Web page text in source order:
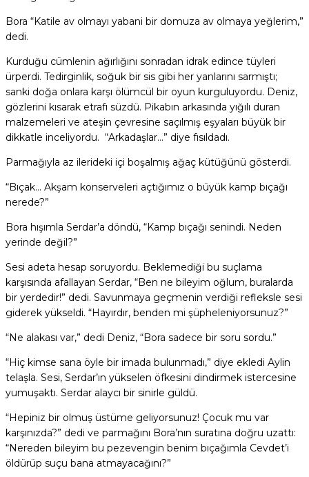
Bora “Katile av olmayı yabani bir domuza av olmaya yeğlerim,”
dedi.
Kurduğu cümlenin ağırlığını sonradan idrak edince tüyleri
ürperdi. Tedirginlik, soğuk bir sis gibi her yanlarını sarmıştı;
sanki doğa onlara karşı ölümcül bir oyun kurguluyordu. Deniz,
gözlerini kısarak etrafı süzdü. Pikabın arkasında yığılı duran
malzemeleri ve ateşin çevresine saçılmış eşyaları büyük bir
dikkatle inceliyordu. “Arkadaşlar…” diye fısıldadı.
Parmağıyla az ilerideki içi boşalmış ağaç kütüğünü gösterdi.
“Bıçak… Akşam konserveleri açtığımız o büyük kamp bıçağı
nerede?”
Bora hışımla Serdar’a döndü, “Kamp bıçağı senindi. Neden
yerinde değil?”
Sesi adeta hesap soruyordu. Beklemediği bu suçlama
karşısında afallayan Serdar, “Ben ne bileyim oğlum, buralarda
bir yerdedir!” dedi. Savunmaya geçmenin verdiği refleksle sesi
giderek yükseldi. “Hayırdır, benden mi şüpheleniyorsunuz?”
“Ne alakası var,” dedi Deniz, “Bora sadece bir soru sordu.”
“Hiç kimse sana öyle bir imada bulunmadı,” diye ekledi Aylin
telaşla. Sesi, Serdar’ın yükselen öfkesini dindirmek istercesine
yumuşaktı. Serdar alaycı bir sinirle güldü.
“Hepiniz bir olmuş üstüme geliyorsunuz! Çocuk mu var
karşınızda?” dedi ve parmağını Bora’nın suratına doğru uzattı:
“Nereden bileyim bu pezevengin benim bıçağımla Cevdet’i
öldürüp suçu bana atmayacağını?”